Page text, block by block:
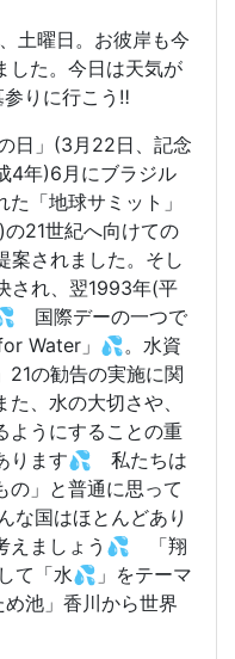
土曜日。お彼岸も今
した。今日は天気が
りに行こう‼️
日」(3月22日、記念
4年)6月にブラジル
「地球サミット」
21世紀へ向けての
案されました。そし
され、翌1993年(平
国際デーの一つで
Water」💦。水資
21の勧告の実施に関
、水の大切さや、
ようにすることの重
ります💦 私たちは
の」と普通に思って
国はほとんどあり
えましょう💦 「翔
て「水💦 」をテーマ
池」香川から世界